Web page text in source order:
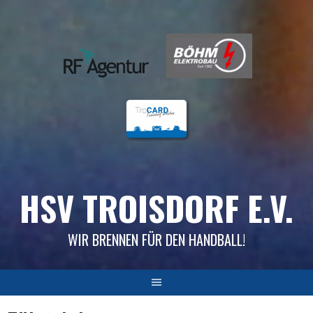
HSV TROISDORF E.V.
WIR BRENNEN FÜR DEN HANDBALL!